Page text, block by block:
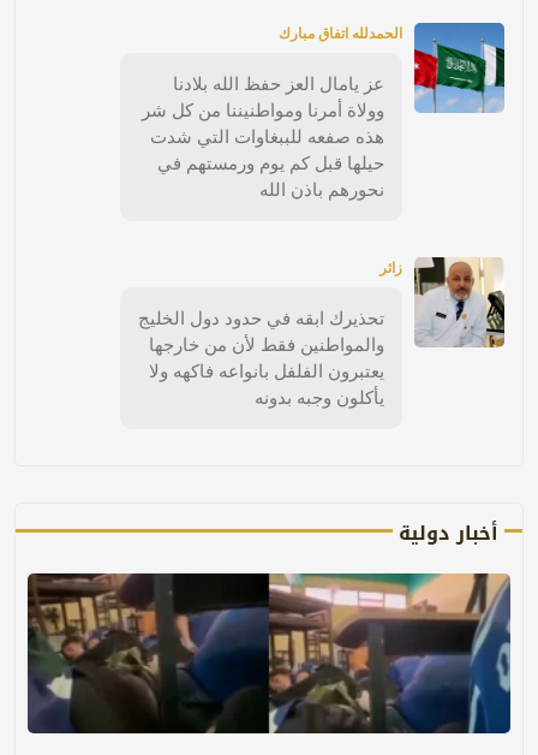
الحمدلله اتفاق مبارك
عز يامال العز حفظ الله بلادنا
وولاة أمرنا ومواطنيننا من كل شر
هذه صفعه للببغاوات التي شدت
حيلها قبل كم يوم ورمستهم في
نحورهم باذن الله
زائر
تحذيرك ابقه في حدود دول الخليج
والمواطنين فقط لأن من خارجها
يعتبرون الفلفل بانواعه فاكهه ولا
يأكلون وجبه بدونه
أخبار دولية